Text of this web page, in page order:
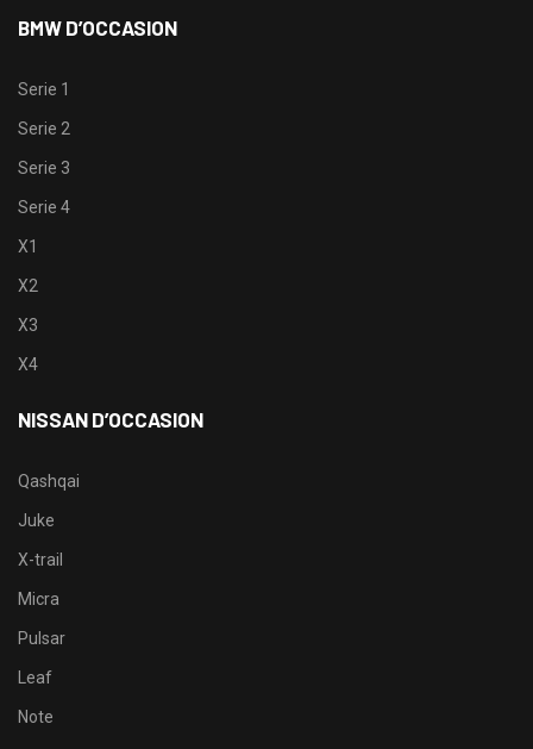
BMW D’OCCASION
Serie 1
Serie 2
Serie 3
Serie 4
X1
X2
X3
X4
NISSAN D’OCCASION
Qashqai
Juke
X-trail
Micra
Pulsar
Leaf
Note